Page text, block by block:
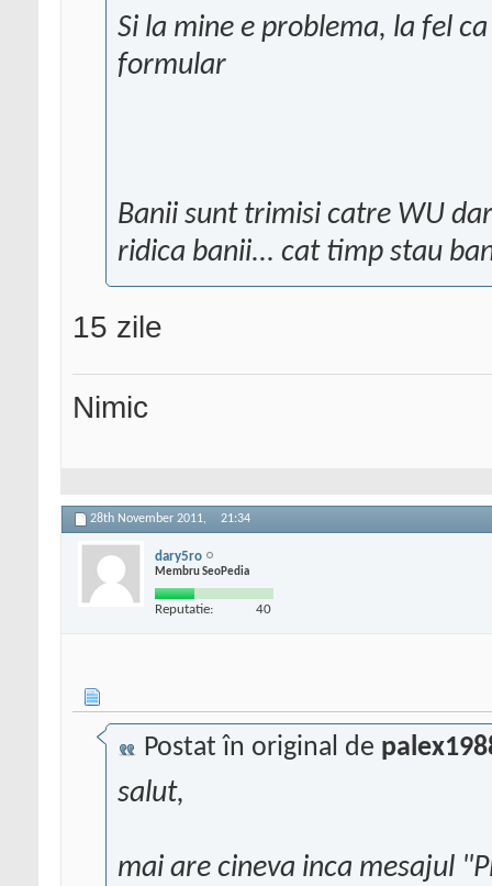
Si la mine e problema, la fel
formular
Banii sunt trimisi catre WU
ridica banii... cat timp stau
15 zile
Nimic
28th November 2011, 21:34
dary5ro
Membru SeoPedia
Reputatie: 40
Postat în original de
salut,
mai are cineva inca mesajul